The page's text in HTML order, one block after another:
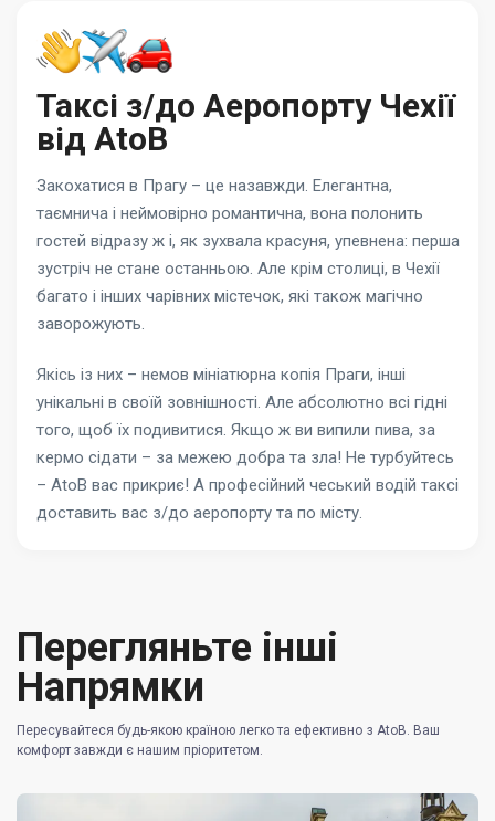
Таксі з/до Аеропорту Чехії
від AtoB
Закохатися в Прагу – це назавжди. Елегантна,
таємнича і неймовірно романтична, вона полонить
гостей відразу ж і, як зухвала красуня, упевнена: перша
зустріч не стане останньою. Але крім столиці, в Чехії
багато і інших чарівних містечок, які також магічно
заворожують.
Якісь із них – немов мініатюрна копія Праги, інші
унікальні в своїй зовнішності. Але абсолютно всі гідні
того, щоб їх подивитися. Якщо ж ви випили пива, за
кермо сідати – за межею добра та зла! Не турбуйтесь
– AtoB вас прикриє! А професійний чеський водій таксі
доставить вас з/до аеропорту та по місту.
Перегляньте інші
Напрямки
Пересувайтеся будь-якою країною легко та ефективно з AtoB. Ваш
комфорт завжди є нашим пріоритетом.